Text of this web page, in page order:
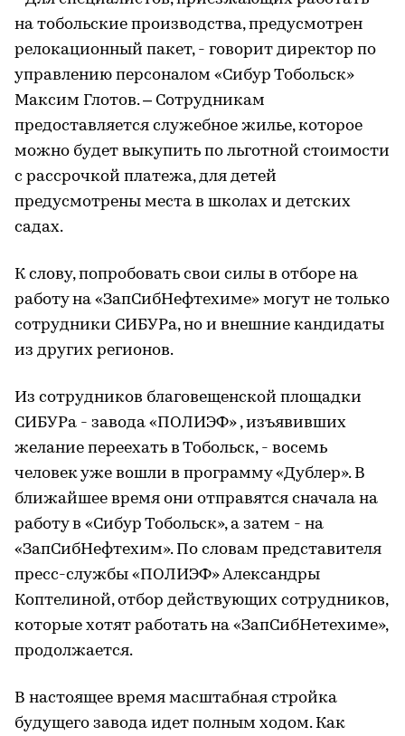
на тобольские производства, предусмотрен
релокационный пакет, - говорит директор по
управлению персоналом «Сибур Тобольск»
Максим Глотов. – Сотрудникам
предоставляется служебное жилье, которое
можно будет выкупить по льготной стоимости
с рассрочкой платежа, для детей
предусмотрены места в школах и детских
садах.
К слову, попробовать свои силы в отборе на
работу на «ЗапСибНефтехиме» могут не только
сотрудники СИБУРа, но и внешние кандидаты
из других регионов.
Из сотрудников благовещенской площадки
СИБУРа - завода «ПОЛИЭФ» , изъявивших
желание переехать в Тобольск, - восемь
человек уже вошли в программу «Дублер». В
ближайшее время они отправятся сначала на
работу в «Сибур Тобольск», а затем - на
«ЗапСибНефтехим». По словам представителя
пресс-службы «ПОЛИЭФ» Александры
Коптелиной, отбор действующих сотрудников,
которые хотят работать на «ЗапСибНетехиме»,
продолжается.
В настоящее время масштабная стройка
будущего завода идет полным ходом. Как